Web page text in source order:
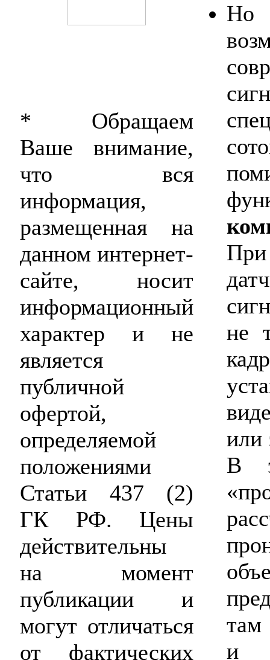
* Обращаем
Ваше внимание,
что вся
информация,
размещенная на
данном интернет-
сайте, носит
информационный
характер и не
является
публичной
офертой,
определяемой
положениями
Статьи 437 (2)
ГК РФ. Цены
действительны
на момент
публикации и
могут отличаться
от фактических
Но
не
или
В
там
и